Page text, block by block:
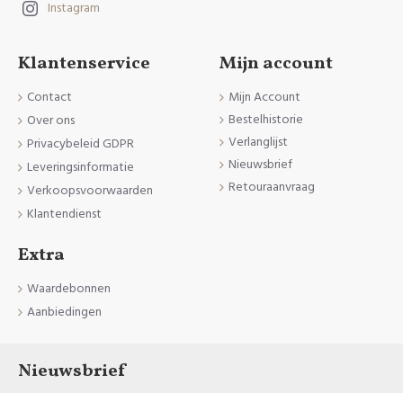
Instagram
Klantenservice
Contact
Over ons
Privacybeleid GDPR
Leveringsinformatie
Verkoopsvoorwaarden
Klantendienst
Mijn account
Mijn Account
Bestelhistorie
Verlanglijst
Nieuwsbrief
Retouraanvraag
Extra
Waardebonnen
Aanbiedingen
Nieuwsbrief